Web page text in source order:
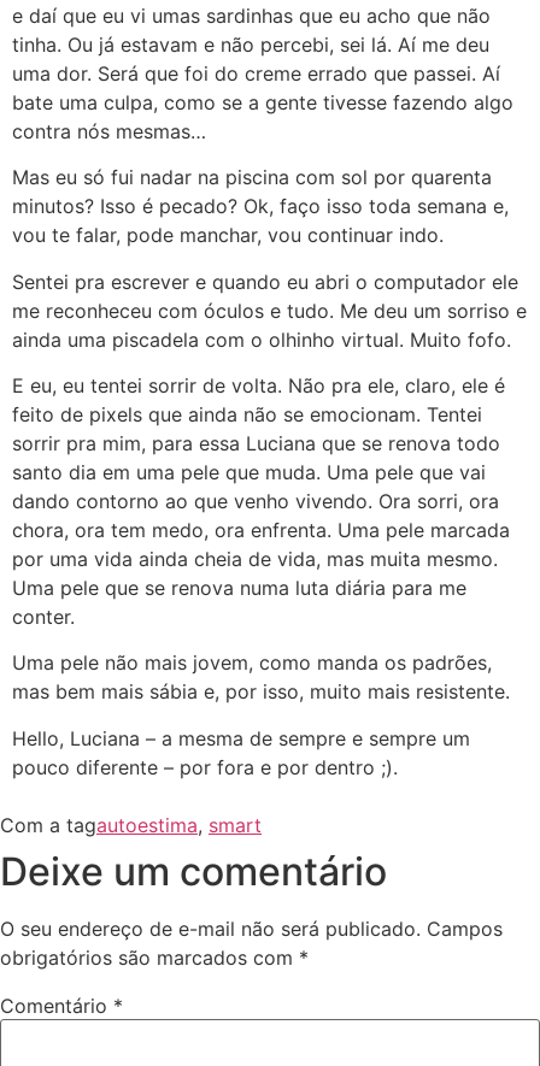
e daí que eu vi umas sardinhas que eu acho que não
tinha. Ou já estavam e não percebi, sei lá. Aí me deu
uma dor. Será que foi do creme errado que passei. Aí
bate uma culpa, como se a gente tivesse fazendo algo
contra nós mesmas…
Mas eu só fui nadar na piscina com sol por quarenta
minutos? Isso é pecado? Ok, faço isso toda semana e,
vou te falar, pode manchar, vou continuar indo.
Sentei pra escrever e quando eu abri o computador ele
me reconheceu com óculos e tudo. Me deu um sorriso e
ainda uma piscadela com o olhinho virtual. Muito fofo.
E eu, eu tentei sorrir de volta. Não pra ele, claro, ele é
feito de pixels que ainda não se emocionam. Tentei
sorrir pra mim, para essa Luciana que se renova todo
santo dia em uma pele que muda. Uma pele que vai
dando contorno ao que venho vivendo. Ora sorri, ora
chora, ora tem medo, ora enfrenta. Uma pele marcada
por uma vida ainda cheia de vida, mas muita mesmo.
Uma pele que se renova numa luta diária para me
conter.
Uma pele não mais jovem, como manda os padrões,
mas bem mais sábia e, por isso, muito mais resistente.
Hello, Luciana – a mesma de sempre e sempre um
pouco diferente – por fora e por dentro ;).
Com a tagautoestima, smart
Deixe um comentário
O seu endereço de e-mail não será publicado. Campos
obrigatórios são marcados com *
Comentário *